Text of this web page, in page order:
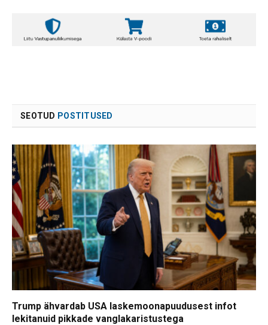
SEOTUD POSTITUSED
Trump ähvardab USA laskemoonapuudusest infot
lekitanuid pikkade vanglakaristustega